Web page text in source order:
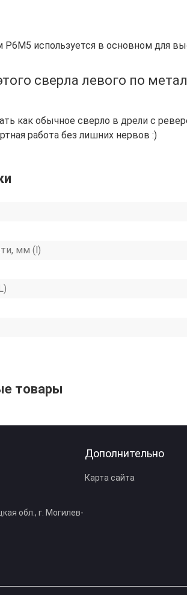
используется в основном для
сверла левого по
как обычное сверло в дрели с
работа без лишних нервов :)
мм (l)
товары
обл., г. Могилев-
Дополнительно
Карта сайта